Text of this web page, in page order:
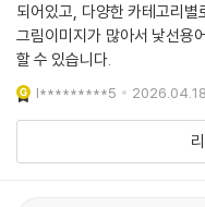
되어있고, 다양한 카테고리
그림이미지가 많아서 낯선용
할 수 있습니다.
l*********5 2026.04.18.